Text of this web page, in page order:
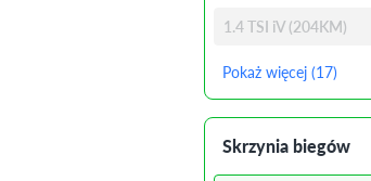
1.4 TSI iV (204KM)
Pokaż więcej (17)
Skrzynia biegów